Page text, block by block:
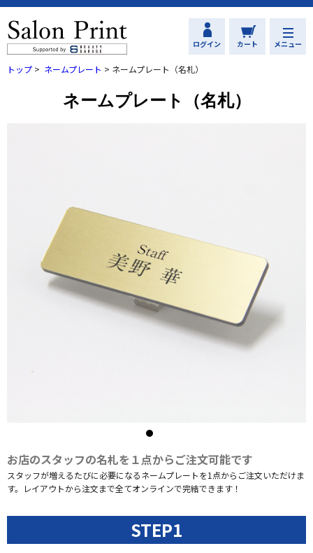
ログイン カート メニュー
トップ > ネームプレート > ネームプレート（名札）
ネームプレート（名札）
お店のスタッフの名札を１点からご注文可能です
スタッフが増えるたびに必要になるネームプレートを1点からご注文いただけま
す。レイアウトから注文まで全てオンラインで完結できます！
STEP1